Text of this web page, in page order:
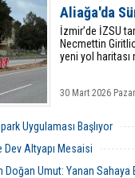
Aliağa'da
İzmir’de İZSU
Necmettin
yeni yol haritası
30 Mart 2026
Uygulaması Başlıyor
Dev Altyapı Mesaisi
Doğan Umut: Yanan Sahaya